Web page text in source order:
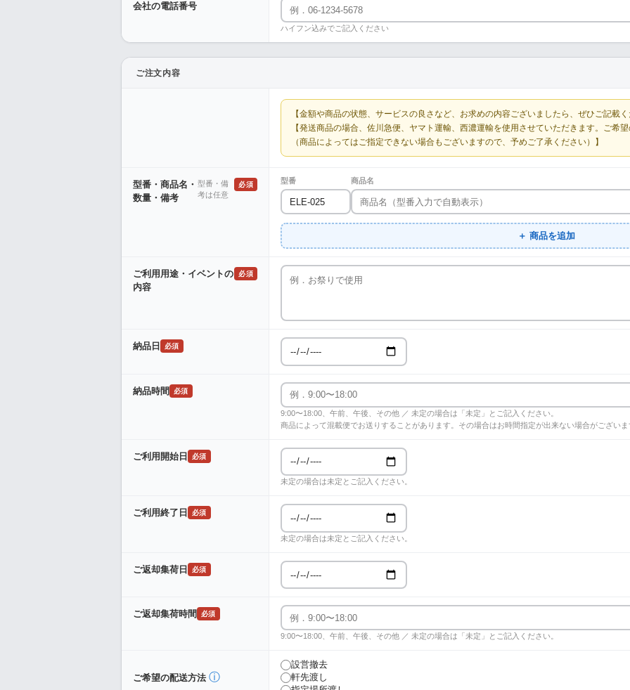
会社の電話番号
ハイフン込みでご記入ください
ご注文内容
【金額や商品の状態、サービスの良さなど、お求めの内容ございましたら、ぜひご記載
【発送商品の場合、佐川急便、ヤマト運輸、西濃運輸を使用させていただきます。ご希
（商品によってはご指定できない場合もございますので、予めご了承ください）】
型番・商品名・
数量・備考
型番・備
考は任意
必須 型番 商品名
＋ 商品を追加
ご利用用途・イベントの
内容
必須
納品日 必須
納品時間 必須
9:00〜18:00、午前、午後、その他 ／ 未定の場合は「未定」とご記入ください。
商品によって混載便でお送りすることがあります。その場合はお時間指定が出来ない場合がございま
ご利用開始日 必須
未定の場合は未定とご記入ください。
ご利用終了日 必須
未定の場合は未定とご記入ください。
ご返却集荷日 必須
ご返却集荷時間 必須
9:00〜18:00、午前、午後、その他 ／ 未定の場合は「未定」とご記入ください。
ご希望の配送方法 ⓘ
設営撤去
軒先渡し